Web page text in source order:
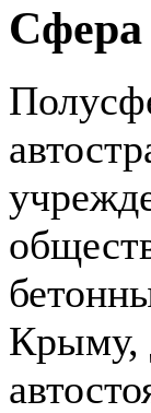
Сфера
Крыму,